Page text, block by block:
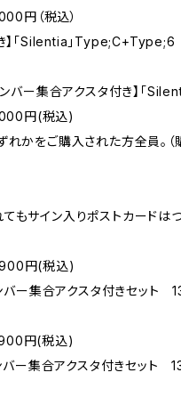
円（税込）
き】「Silentia」
ンバー集合アクスタ付き】「
円(税込)
かをご購入された方全員。（
もサイン入りポストカードは
円(税込)
バー集合アクスタ付きセット
円(税込)
ー集合アクスタ付きセット